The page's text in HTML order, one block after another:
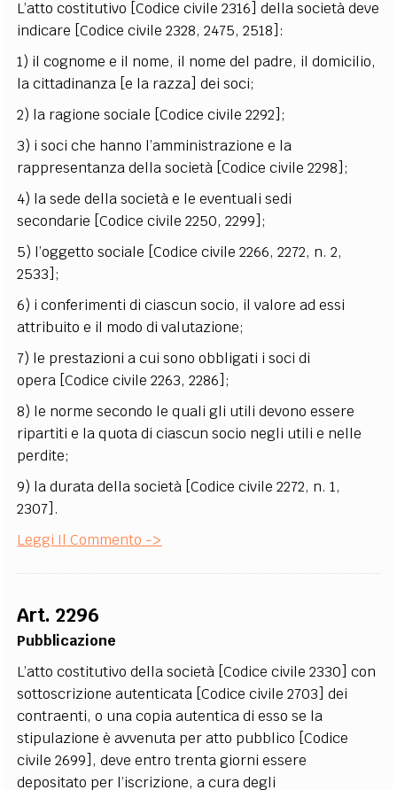
L’atto costitutivo [Codice civile 2316] della società deve
indicare [Codice civile 2328, 2475, 2518]:
1) il cognome e il nome, il nome del padre, il domicilio,
la cittadinanza [e la razza] dei soci;
2) la ragione sociale [Codice civile 2292];
3) i soci che hanno l’amministrazione e la
rappresentanza della società [Codice civile 2298];
4) la sede della società e le eventuali sedi
secondarie [Codice civile 2250, 2299];
5) l’oggetto sociale [Codice civile 2266, 2272, n. 2,
2533];
6) i conferimenti di ciascun socio, il valore ad essi
attribuito e il modo di valutazione;
7) le prestazioni a cui sono obbligati i soci di
opera [Codice civile 2263, 2286];
8) le norme secondo le quali gli utili devono essere
ripartiti e la quota di ciascun socio negli utili e nelle
perdite;
9) la durata della società [Codice civile 2272, n. 1,
2307].
Leggi Il Commento ->
Art. 2296
Pubblicazione
L’atto costitutivo della società [Codice civile 2330] con
sottoscrizione autenticata [Codice civile 2703] dei
contraenti, o una copia autentica di esso se la
stipulazione è avvenuta per atto pubblico [Codice
civile 2699], deve entro trenta giorni essere
depositato per l’iscrizione, a cura degli